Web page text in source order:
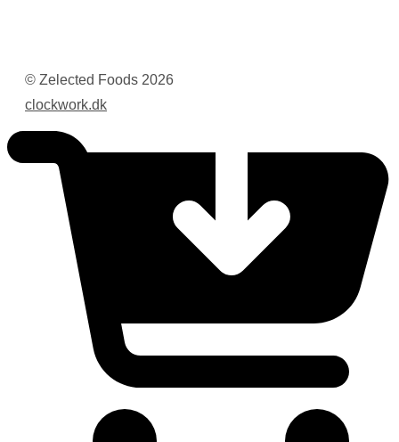
© Zelected Foods 2026
clockwork.dk